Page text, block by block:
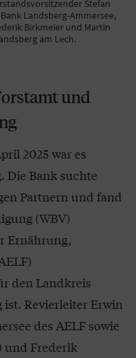
Stefan
Landsberg-Ammersee,
Birkmeier und Martin
am Lech.
und
2025 war es
Die Bank suchte
Partnern und fand
(WBV)
Ernährung,
den Landkreis
ist. Revierleiter Erwin
des AELF sowie
und Frederik